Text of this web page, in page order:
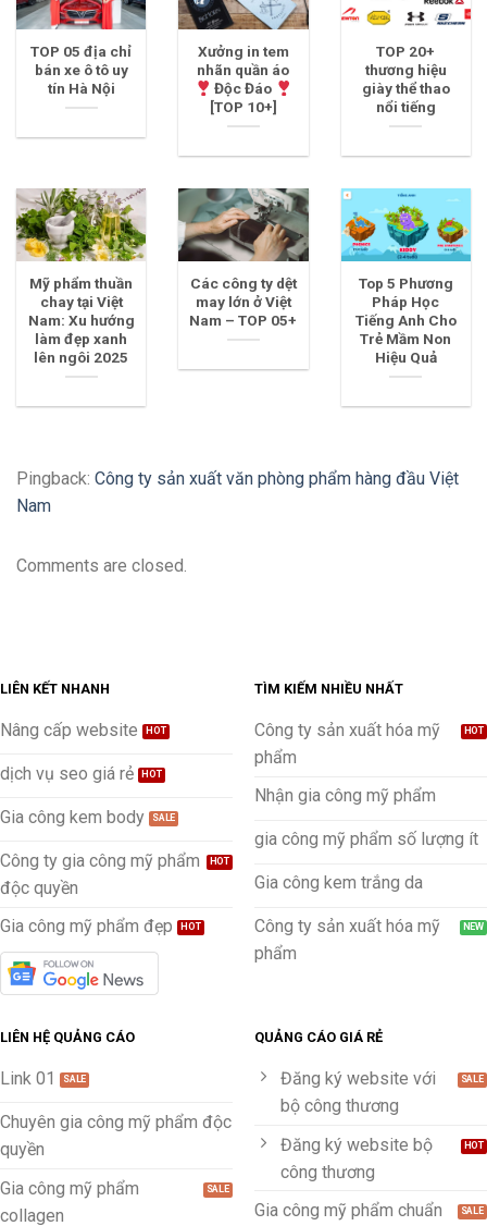
TOP 05 địa chỉ
bán xe ô tô uy
tín Hà Nội
Xưởng in tem
nhãn quần áo
Độc Đáo
[TOP 10+]
TOP 20+
thương hiệu
giày thể thao
nổi tiếng
Mỹ phẩm thuần
chay tại Việt
Nam: Xu hướng
làm đẹp xanh
lên ngôi 2025
Các công ty dệt
may lớn ở Việt
Nam – TOP 05+
Top 5 Phương
Pháp Học
Tiếng Anh Cho
Trẻ Mầm Non
Hiệu Quả
Pingback: Công ty sản xuất văn phòng phẩm hàng đầu Việt
Nam
Comments are closed.
LIÊN KẾT NHANH
Nâng cấp website
dịch vụ seo giá rẻ
Gia công kem body
Công ty gia công mỹ phẩm
độc quyền
Gia công mỹ phẩm đẹp
TÌM KIẾM NHIỀU NHẤT
Công ty sản xuất hóa mỹ
phẩm
Nhận gia công mỹ phẩm
gia công mỹ phẩm số lượng ít
Gia công kem trắng da
Công ty sản xuất hóa mỹ
phẩm
LIÊN HỆ QUẢNG CÁO
Link 01
Chuyên gia công mỹ phẩm độc
quyền
Gia công mỹ phẩm
collagen
QUẢNG CÁO GIÁ RẺ
Đăng ký website với
bộ công thương
Đăng ký website bộ
công thương
Gia công mỹ phẩm chuẩn